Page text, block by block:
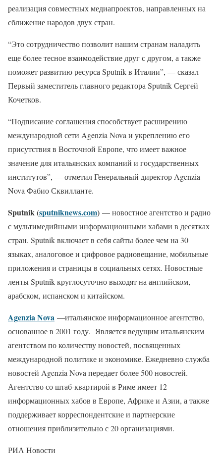
реализация совместных медиапроектов, направленных на
сближение народов двух стран.
“Это сотрудничество позволит нашим странам наладить
еще более тесное взаимодействие друг с другом, а также
поможет развитию ресурса Sputnik в Италии”, — сказал
Первый заместитель главного редактора Sputnik Сергей
Кочетков.
“Подписание соглашения способствует расширению
международной сети Agenzia Nova и укреплению его
присутствия в Восточной Европе, что имеет важное
значение для итальянских компаний и государственных
институтов”, — отметил Генеральный директор Agenzia
Nova Фабио Сквилланте.
Sputnik (sputniknews.com) — новостное агентство и радио
с мультимедийными информационными хабами в десятках
стран. Sputnik включает в себя сайты более чем на 30
языках, аналоговое и цифровое радиовещание, мобильные
приложения и страницы в социальных сетях. Новостные
ленты Sputnik круглосуточно выходят на английском,
арабском, испанском и китайском.
Agenzia Nova —итальянское информационное агентство,
основанное в 2001 году. Является ведущим итальянским
агентством по количеству новостей, посвященных
международной политике и экономике. Ежедневно служба
новостей Agenzia Nova передает более 500 новостей.
Агентство со штаб-квартирой в Риме имеет 12
информационных хабов в Европе, Африке и Азии, а также
поддерживает корреспондентские и партнерские
отношения приблизительно с 20 организациями.
РИА Новости